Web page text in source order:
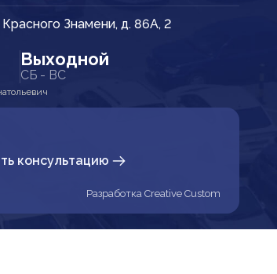
Красного Знамени, д. 86А, 2
Выходной
СБ - ВС
консультацию
Разработка Creative Custom